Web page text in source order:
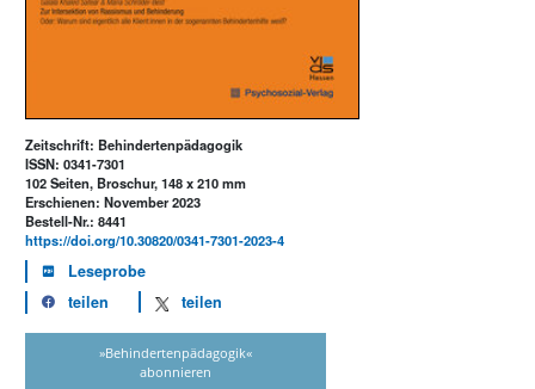
Zeitschrift: Behindertenpädagogik
ISSN: 0341-7301
102 Seiten, Broschur, 148 x 210 mm
Erschienen: November 2023
Bestell-Nr.: 8441
https://doi.org/10.30820/0341-7301-2023-4
Leseprobe
teilen
teilen
»Behindertenpädagogik«
abonnieren